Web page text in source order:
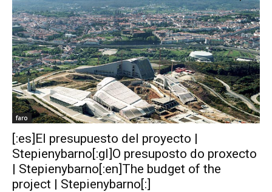
faro
[:es]El presupuesto del proyecto |
Stepienybarno[:gl]O presuposto do proxecto
| Stepienybarno[:en]The budget of the
project | Stepienybarno[:]